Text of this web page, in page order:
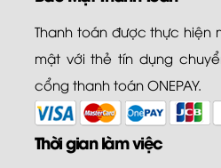
Thanh toán được thực
mật với thẻ tín dụng
cổng thanh toán ONEPAY.
Thời gian làm việc